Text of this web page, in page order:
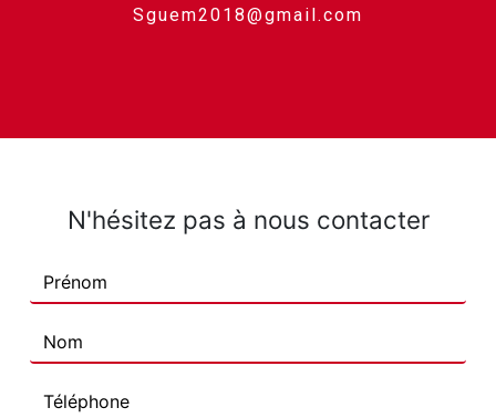
sguem2018@gmail.com
N'hésitez pas à nous contacter